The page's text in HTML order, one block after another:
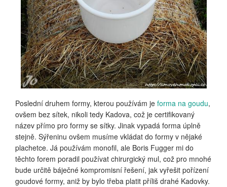
Poslední druhem formy, kterou používám je forma na goudu,
ovšem bez sítek, nikoli tedy Kadova, což je certifikovaný
název přímo pro formy se sítky. Jinak vypadá forma úplně
stejně. Sýřeninu ovšem musíme vkládat do formy v nějaké
plachetce. Já používám monofil, ale Boris Fugger mi do
těchto forem poradil používat chirurgický mul, což pro mnohé
bude určitě báječné kompromisní řešení, jak vyřešit pořízení
goudové formy, aniž by bylo třeba platit příliš drahé Kadovky.